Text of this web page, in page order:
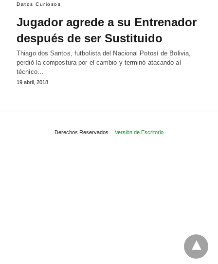
Datos Curiosos
Jugador agrede a su Entrenador
después de ser Sustituido
Thiago dos Santos, futbolista del Nacional Potosí de Bolivia,
perdió la compostura por el cambio y terminó atacando al
técnico…
19 abril, 2018
Derechos Reservados. Versión de Escritorio